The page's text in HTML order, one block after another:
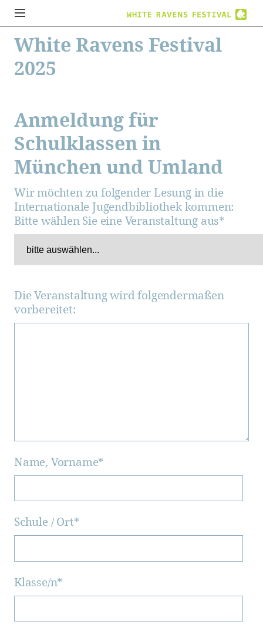
White Ravens Festival
2025
Anmeldung für
Schulklassen in
München und Umland
Wir möchten zu folgender Lesung in die
Internationale Jugendbibliothek kommen:
Bitte wählen Sie eine Veranstaltung aus*
Die Veranstaltung wird folgendermaßen
vorbereitet:
Name, Vorname*
Schule / Ort*
Klasse/n*